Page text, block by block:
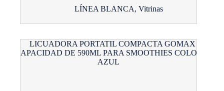
LÍNEA BLANCA, Vitrinas